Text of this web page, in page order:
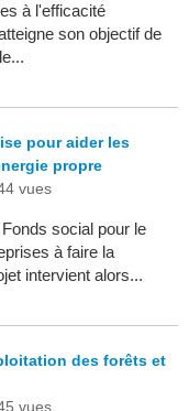
à l'efficacité
son objectif de
pour aider les
propre
vues
social pour le
à faire la
intervient alors...
des forêts et
vues